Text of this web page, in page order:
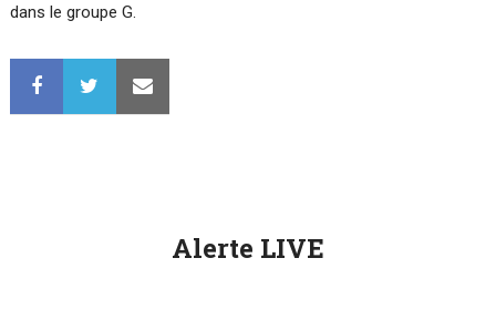
dans le groupe G.
Alerte LIVE